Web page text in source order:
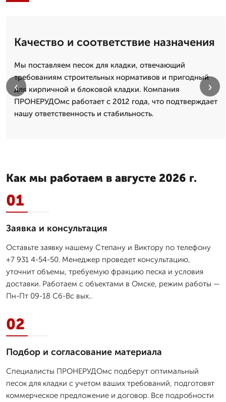
Качество и соответствие назначения
Мы поставляем песок для кладки, отвечающий
требованиям строительных нормативов и пригодный
для кирпичной и блоковой кладки. Компания
ПРОНЕРУДОмс работает с 2012 года, что подтверждает
нашу ответственность и стабильность.
‹ ›
Как мы работаем в августе 2026 г.
01
Заявка и консультация
Оставьте заявку нашему Степану и Виктору по телефону
+7 931 4-54-50. Менеджер проведет консультацию,
уточнит объемы, требуемую фракцию песка и условия
доставки. Работаем с объектами в Омске, режим работы —
Пн-Пт 09-18 Сб-Вс вых..
02
Подбор и согласование материала
Специалисты ПРОНЕРУДОмс подберут оптимальный
песок для кладки с учетом ваших требований, подготовят
коммерческое предложение и договор. Все подробности